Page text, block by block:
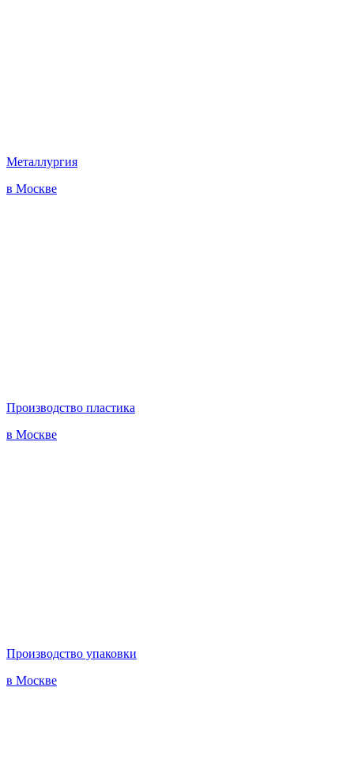
Металлургия
в Москве
Производство пластика
в Москве
Производство упаковки
в Москве